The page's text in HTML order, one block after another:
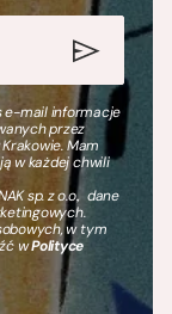
e-mail informacje
przez
Mam
w każdej chwili
sp. z o.o., dane
w tym
wPolityce